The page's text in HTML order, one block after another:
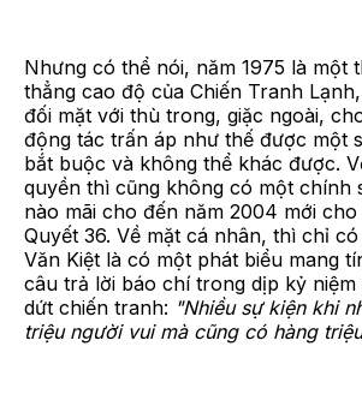
Nhưng có thể nói, năm 1975 là một
thẳng cao độ của Chiến Tranh
đối mặt với thù trong, giặc ngoài,
động tác trấn áp như thế được một
bắt buộc và không thể khác được.
quyền thì cũng không có một chính
nào mãi cho đến năm 2004 mới
Quyết 36. Về mặt cá nhân, thì chỉ
Văn Kiệt là có một phát biểu mang
câu trả lời báo chí trong dịp kỷ niệm
dứt chiến tranh: "Nhiều sự kiện khi
triệu người vui mà cũng có hàng